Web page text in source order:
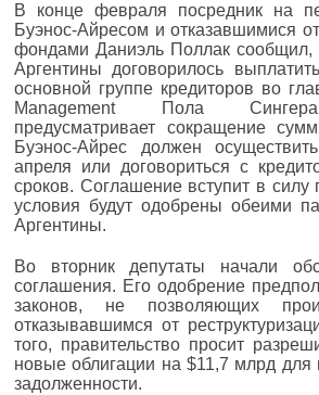
В конце февраля посредник на
Буэнос-Айресом и отказавшимися
фондами Даниэль Поллак сообщил,
Аргентины договорилось
основной группе кредиторов во
Management Пола
предусматривает сокращение
Буэнос-Айрес должен
апреля или договориться с
сроков. Соглашение вступит в силу
условия будут одобрены обеими
Аргентины.
Во вторник депутаты начали
соглашения. Его одобрение
законов, не позволяющих
отказывавшимся от
того, правительство просит
новые облигации на $11,7 млрд для
задолженности.